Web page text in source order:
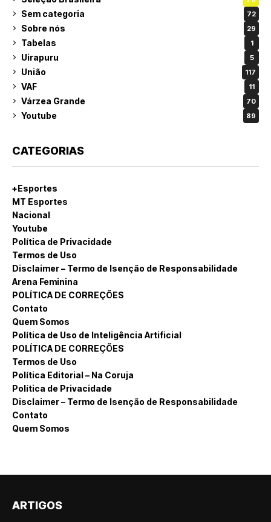
Sem categoria 72
Sobre nós 29
Tabelas 1
Uirapuru 5
União 117
VAF 11
Várzea Grande 70
Youtube 89
CATEGORIAS
+Esportes
MT Esportes
Nacional
Youtube
Política de Privacidade
Termos de Uso
Disclaimer – Termo de Isenção de Responsabilidade
Arena Feminina
POLÍTICA DE CORREÇÕES
Contato
Quem Somos
Política de Uso de Inteligência Artificial
POLÍTICA DE CORREÇÕES
Termos de Uso
Política Editorial – Na Coruja
Política de Privacidade
Disclaimer – Termo de Isenção de Responsabilidade
Contato
Quem Somos
ARTIGOS